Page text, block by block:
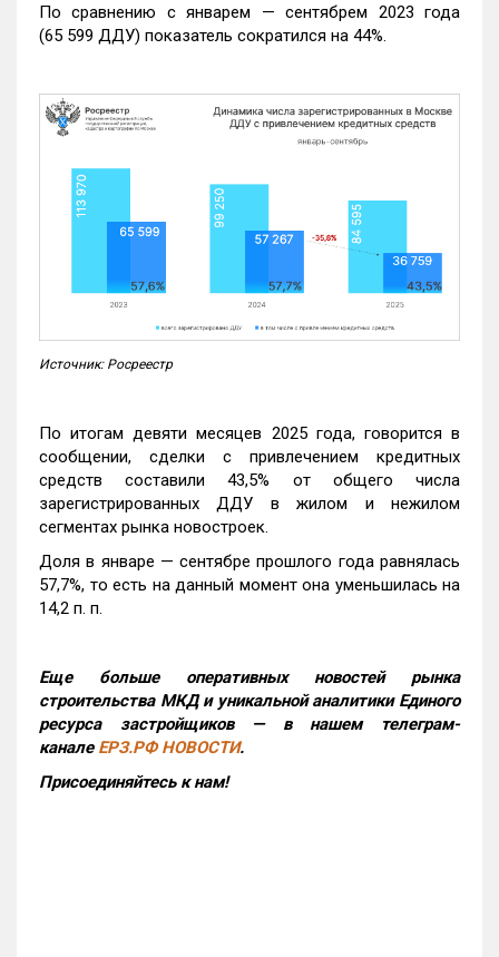
По сравнению с январем — сентябрем 2023 года
(65 599 ДДУ) показатель сократился на 44%.
Источник: Росреестр
По итогам девяти месяцев 2025 года, говорится в
сообщении, сделки с привлечением кредитных
средств составили 43,5% от общего числа
зарегистрированных ДДУ в жилом и нежилом
сегментах рынка новостроек.
Доля в январе — сентябре прошлого года равнялась
57,7%, то есть на данный момент она уменьшилась на
14,2 п. п.
Еще больше оперативных новостей рынка
строительства МКД и уникальной аналитики Единого
ресурса застройщиков — в нашем телеграм-
канале ЕРЗ.РФ НОВОСТИ.
Присоединяйтесь к нам!